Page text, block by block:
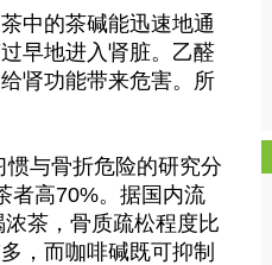
中的茶碱能迅速地通
早地进入肾脏。乙醛
肾功能带来危害。所
与骨折危险的研究分
者高70%。据国内流
茶，骨质疏松程度比
，而咖啡碱既可抑制